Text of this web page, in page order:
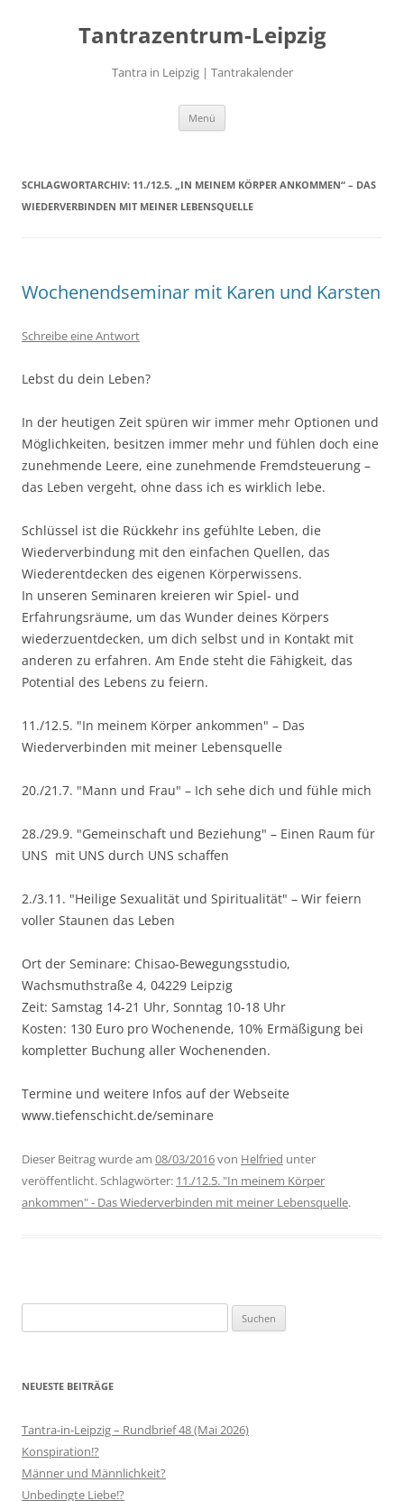
Tantrazentrum-Leipzig
Tantra in Leipzig | Tantrakalender
Menü
SCHLAGWORTARCHIV: 11./12.5. „IN MEINEM KÖRPER ANKOMMEN“ – DAS
WIEDERVERBINDEN MIT MEINER LEBENSQUELLE
Wochenendseminar mit Karen und Karsten
Schreibe eine Antwort
Lebst du dein Leben?
In der heutigen Zeit spüren wir immer mehr Optionen und
Möglichkeiten, besitzen immer mehr und fühlen doch eine
zunehmende Leere, eine zunehmende Fremdsteuerung –
das Leben vergeht, ohne dass ich es wirklich lebe.
Schlüssel ist die Rückkehr ins gefühlte Leben, die
Wiederverbindung mit den einfachen Quellen, das
Wiederentdecken des eigenen Körperwissens.
In unseren Seminaren kreieren wir Spiel- und
Erfahrungsräume, um das Wunder deines Körpers
wiederzuentdecken, um dich selbst und in Kontakt mit
anderen zu erfahren. Am Ende steht die Fähigkeit, das
Potential des Lebens zu feiern.
11./12.5. "In meinem Körper ankommen" – Das
Wiederverbinden mit meiner Lebensquelle
20./21.7. "Mann und Frau" – Ich sehe dich und fühle mich
28./29.9. "Gemeinschaft und Beziehung" – Einen Raum für
UNS mit UNS durch UNS schaffen
2./3.11. "Heilige Sexualität und Spiritualität" – Wir feiern
voller Staunen das Leben
Ort der Seminare: Chisao-Bewegungsstudio,
Wachsmuthstraße 4, 04229 Leipzig
Zeit: Samstag 14-21 Uhr, Sonntag 10-18 Uhr
Kosten: 130 Euro pro Wochenende, 10% Ermäßigung bei
kompletter Buchung aller Wochenenden.
Termine und weitere Infos auf der Webseite
www.tiefenschicht.de/seminare
Dieser Beitrag wurde am 08/03/2016von Helfried unter
veröffentlicht. Schlagwörter: 11./12.5. "In meinem Körper
ankommen" - Das Wiederverbinden mit meiner Lebensquelle.
nach:
NEUESTE BEITRÄGE
Tantra-in-Leipzig – Rundbrief 48 (Mai 2026)
Konspiration!?
Männer und Männlichkeit?
Unbedingte Liebe!?